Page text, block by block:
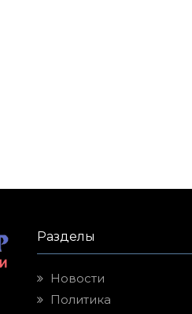
Разделы
Новости
Политика